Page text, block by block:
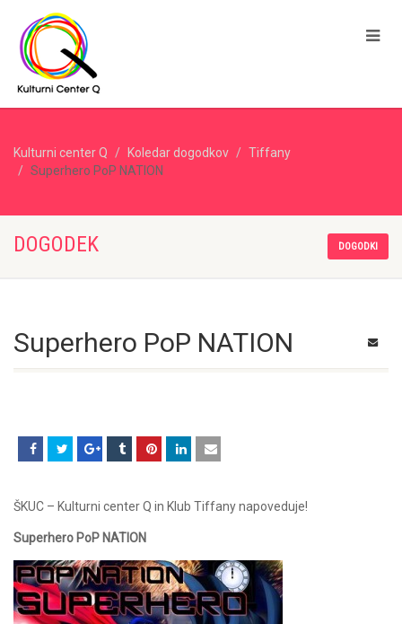
Kulturni center Q Koledar dogodkov
Tiffany
Superhero PoP NATION
DOGODEK DOGODKI
Superhero PoP NATION
ŠKUC – Kulturni center Q in Klub Tiffany napoveduje!
Superhero PoP NATION